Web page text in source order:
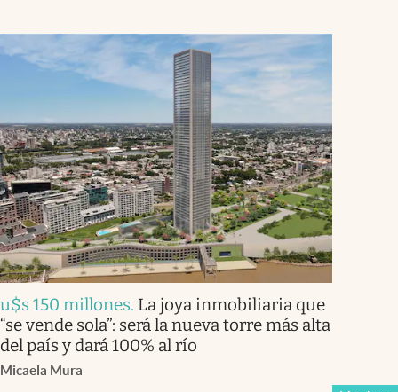
u$s 150 millones. La joya inmobiliaria que
“se vende sola”: será la nueva torre más alta
del país y dará 100% al río
Micaela Mura